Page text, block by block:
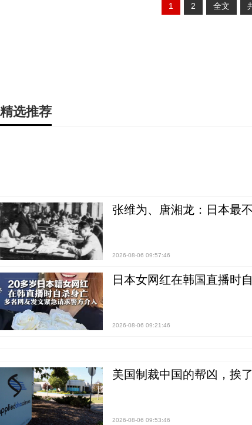
1 2 全文
精选推荐
张维为、唐湘龙：日本最
2026-08-06 09:57:46
日本女网红在韩国直播时
2026-08-06 09:21:46
美国制裁中国的帮凶，挨
2026-08-06 09:53:46